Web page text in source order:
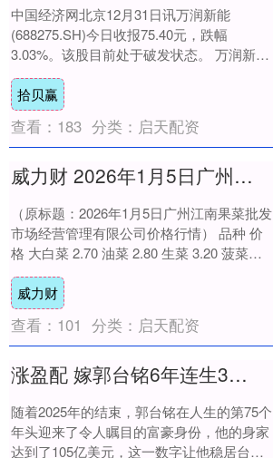
中国经济网北京12月31日讯万润新能
(688275.SH)今日收报75.40元，跌幅
3.03%。该股目前处于破发状态。 万润新能
于2022年9月29日在上交所科....
拾贝赢
查看： 183 分类： 启天配资
威力财 2026年1月5日广州江南果菜批发市场经营管理有限公司价格行情
（原标题：2026年1月5日广州江南果菜批发
市场经营管理有限公司价格行情） 品种 价
格 大白菜 2.70 油菜 2.80 生菜 3.20 菠菜
6.50 韭菜 ....
威力财
查看： 101 分类： 启天配资
涨盈配 嫁郭台铭6年连生3胎，坐稳中宫17年，52岁曾馨莹才是真正的聪明人
随着2025年的结束，郭台铭在人生的第75个
年头迎来了令人瞩目的富豪身份，他的身家
达到了105亿美元，这一数字让他稳居台湾